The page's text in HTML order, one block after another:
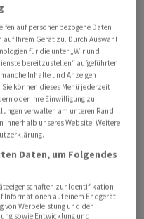
Der
stellt seine
175 Jahren. Bereits
die verbleibenden 27
TI entlassen
bereits erhalten.
produziert künftig
sowie in China.
auch bei den Läden
Luzern, Basel, Lugano
Das Geschäft am
auf personenbezogene Daten
Ihrem Gerät zu. Durch Auswahl
für die unter „Wir und
bereitzustellen“ aufgeführten
Inhalte und Anzeigen
können dieses Menü jederzeit
oder Ihre Einwilligung zu
verwalten am unteren Rand
innerhalb unseres Website. Weitere
Daten, um Folgendes
zur Identifikation
Informationen auf einem Endgerät.
von Werbeleistung und der
sowie Entwicklung und